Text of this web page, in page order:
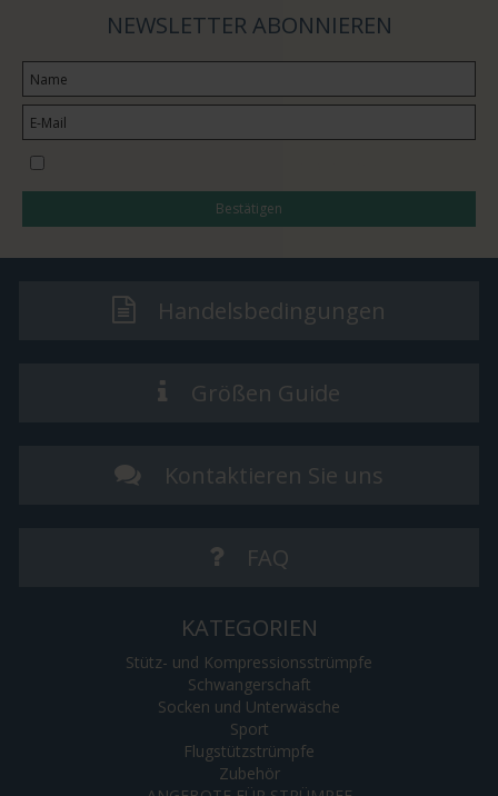
NEWSLETTER ABONNIEREN
Bestätigen
Handelsbedingungen
Größen Guide
Kontaktieren Sie uns
FAQ
KATEGORIEN
Stütz- und Kompressionsstrümpfe
Schwangerschaft
Socken und Unterwäsche
Sport
Flugstützstrümpfe
Zubehör